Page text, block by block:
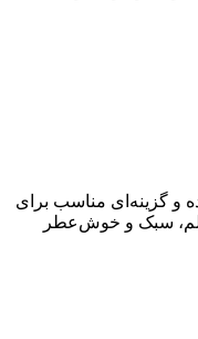
و گزینه‌ای مناسب برای
سبک و خوش‌عطر